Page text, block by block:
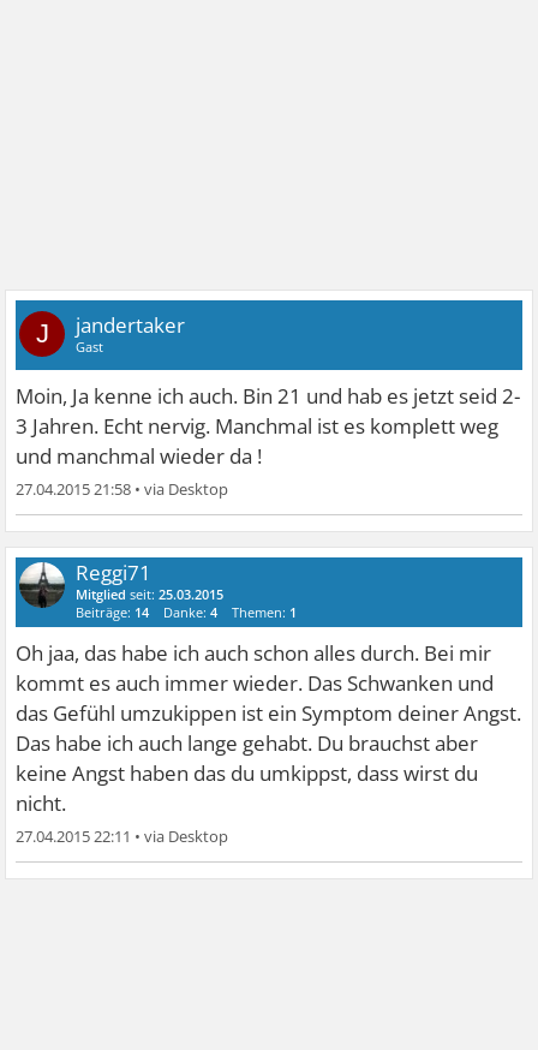
J jandertaker
Gast
Moin, Ja kenne ich auch. Bin 21 und hab es jetzt seid 2-
3 Jahren. Echt nervig. Manchmal ist es komplett weg
und manchmal wieder da !
27.04.2015 21:58 •
Reggi71
Mitglied seit:25.03.2015
Beiträge: 14 Danke:4 Themen: 1
Oh jaa, das habe ich auch schon alles durch. Bei mir
kommt es auch immer wieder. Das Schwanken und
das Gefühl umzukippen ist ein Symptom deiner Angst.
Das habe ich auch lange gehabt. Du brauchst aber
keine Angst haben das du umkippst, dass wirst du
nicht.
27.04.2015 22:11 •